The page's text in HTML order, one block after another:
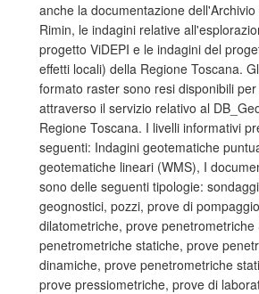
anche la documentazione
Rimin, le indagini relative
progetto ViDEPI e le indagini del
effetti locali) della Regione Toscana.
formato raster sono resi disponibili
attraverso il servizio relativo al
Regione Toscana. I livelli informativi
seguenti: Indagini geotematiche
geotematiche lineari (WMS), I
sono delle seguenti tipologie:
geognostici, pozzi, prove di
dilatometriche, prove penetrometriche
penetrometriche statiche, prove
dinamiche, prove penetrometriche
prove pressiometriche, prove di